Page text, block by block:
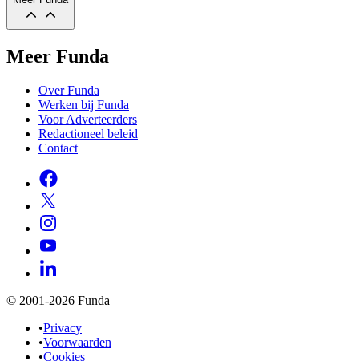
Meer Funda
Over Funda
Werken bij Funda
Voor Adverteerders
Redactioneel beleid
Contact
© 2001-2026 Funda
•Privacy
•Voorwaarden
•Cookies